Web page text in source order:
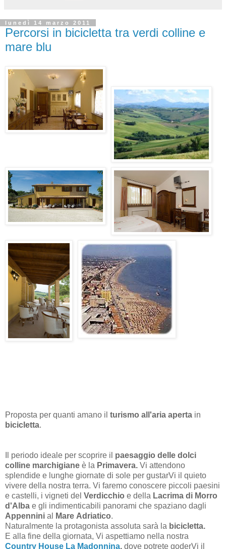
lunedì 14 marzo 2011
Percorsi in bicicletta tra verdi colline e
mare blu
Proposta per quanti amano il turismo all'aria aperta in
bicicletta.
Il periodo ideale per scoprire il paesaggio delle dolci
colline marchigiane è la Primavera. Vi attendono
splendide e lunghe giornate di sole per gustarVi il quieto
vivere della nostra terra. Vi faremo conoscere piccoli paesini
e castelli, i vigneti del Verdicchio e della Lacrima di Morro
d'Alba e gli indimenticabili panorami che spaziano dagli
Appennini al Mare Adriatico.
Naturalmente la protagonista assoluta sarà la bicicletta.
E alla fine della giornata, Vi aspettiamo nella nostra
Country House La Madonnina, dove potrete goderVi il